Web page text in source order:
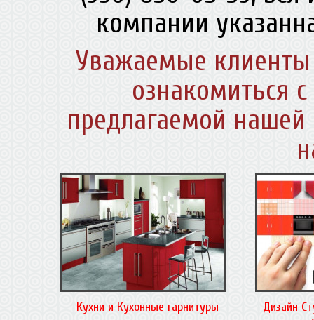
компании
Уважаемые
ознакомиться
предлагаемой
Кухни и Кухонные гарнитуры
Дизайн